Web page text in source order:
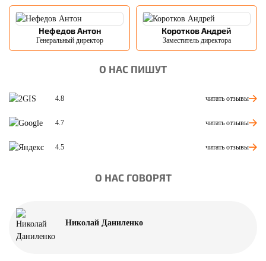
Нефедов Антон
Генеральный директор
Коротков Андрей
Заместитель директора
О НАС ПИШУТ
4.8 читать отзывы
4.7 читать отзывы
4.5 читать отзывы
О НАС ГОВОРЯТ
Николай Даниленко